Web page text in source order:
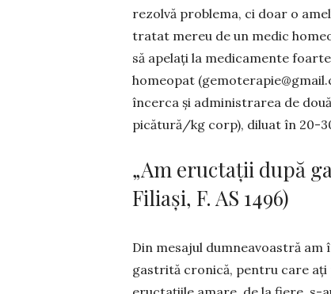
rezolvă pro­blema, ci doar o
tratat mereu de un me­dic
să ape­lați la medicamente
homeo­pat (
încerca și admini­strarea de
picătură/kg corp), diluat în 20-
„Am eructații după
Filiași, F. AS 1496)
Din mesajul dumneavoastră am
gastrită cronică, pentru care ați